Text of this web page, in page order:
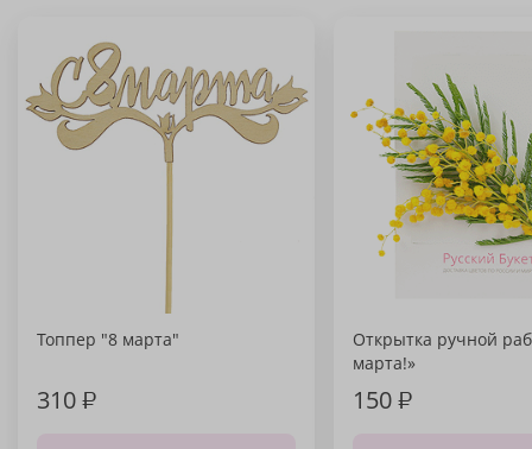
Топпер "8 марта"
310₽
Открытка ручной
марта!»
150₽